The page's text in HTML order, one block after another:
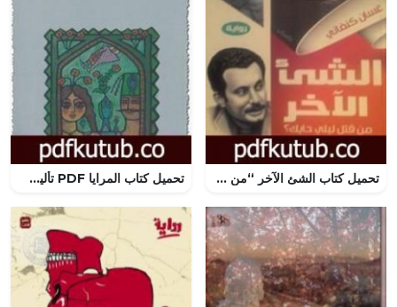
تحميل كتاب الشئ الآخر “من قتل ليلى الحايك؟” PDF تأليف غسان كنفاني مجانا [كامل] تحميل كتاب المرايا PDF تأليف نجيب محفوظ مجانا [كامل]